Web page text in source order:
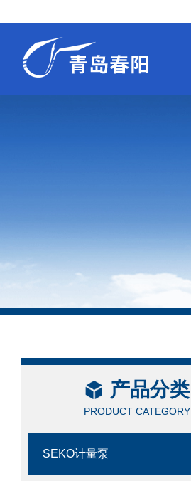
产品分类
PRODUCT CATEGORY
SEKO计量泵